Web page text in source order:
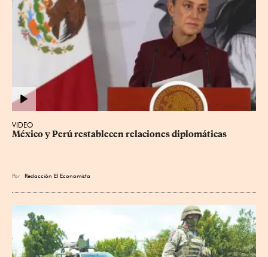
VIDEO
México y Perú restablecen relaciones diplomáticas
Por Redacción El Economista